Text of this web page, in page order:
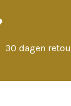
30 dagen